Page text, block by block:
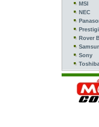
MSI
NEC
Rover
Sony